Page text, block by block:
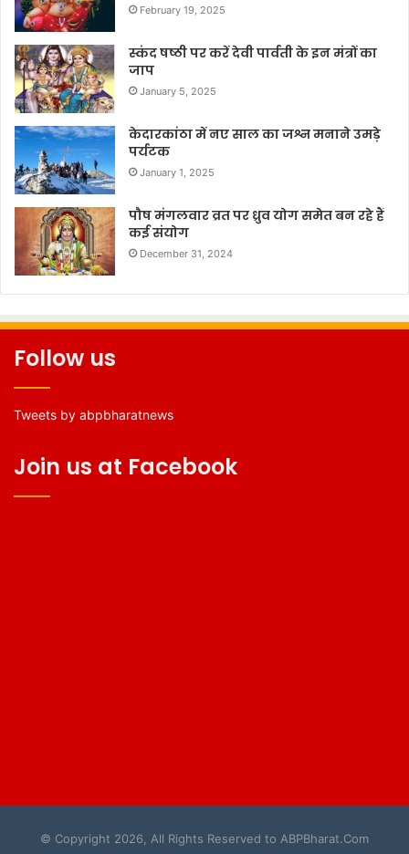
February 19, 2025
स्कंद षष्ठी पर करें देवी पार्वती के इन मंत्रों का
जाप
January 5, 2025
केदारकांठा में नए साल का जश्न मनाने उमड़े
पर्यटक
January 1, 2025
पौष मंगलवार व्रत पर ध्रुव योग समेत बन रहे हैं
कई संयोग
December 31, 2024
Follow us
Tweets by abpbharatnews
Join us at Facebook
© Copyright 2026, All Rights Reserved to ABPBharat.Com